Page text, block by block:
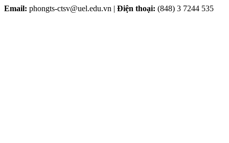
Email: phongts-ctsv@uel.edu.vn | Điện thoại: (848) 3 7244 535